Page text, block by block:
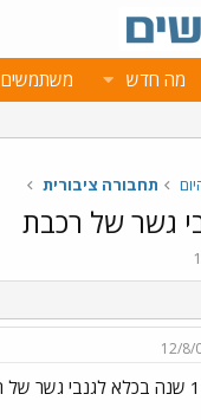
מה חדש משתמשים
תחבורה ציבורית
12/8/
של רכבת